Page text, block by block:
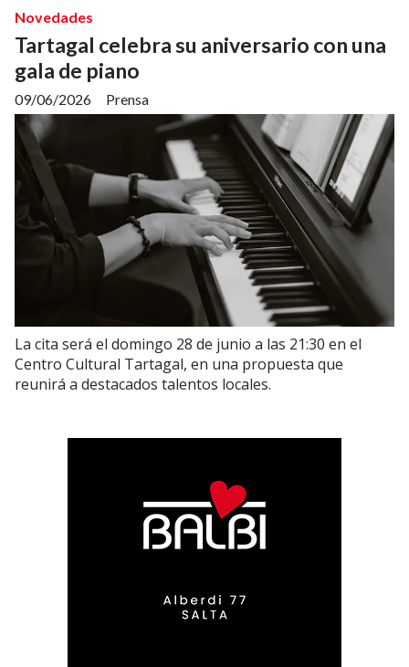
Tartagal celebra su aniversario con una
gala de piano
Prensa
Novedades
09/06/2026
La cita será el domingo 28 de junio a las 21:30 en el
Centro Cultural Tartagal, en una propuesta que
reunirá a destacados talentos locales.